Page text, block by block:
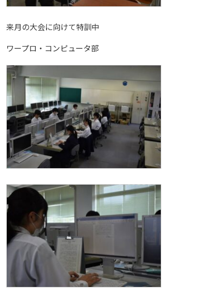
来月の大会に向けて特訓中
ワープロ・コンピュータ部